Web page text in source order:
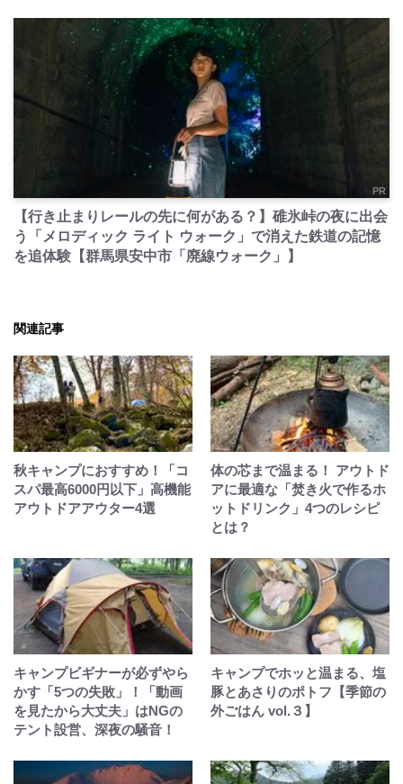
PR
【行き止まりレールの先に何がある？】碓氷峠の夜に出会
う「メロディック ライト ウォーク」で消えた鉄道の記憶
を追体験【群馬県安中市「廃線ウォーク」】
関連記事
秋キャンプにおすすめ！「コ
スパ最高6000円以下」高機能
アウトドアアウター4選
体の芯まで温まる！ アウトド
アに最適な「焚き火で作るホ
ットドリンク」4つのレシピ
とは？
キャンプビギナーが必ずやら
かす「5つの失敗」！「動画
を見たから大丈夫」はNGの
テント設営、深夜の騒音！
キャンプでホッと温まる、塩
豚とあさりのポトフ【季節の
外ごはん vol.３】